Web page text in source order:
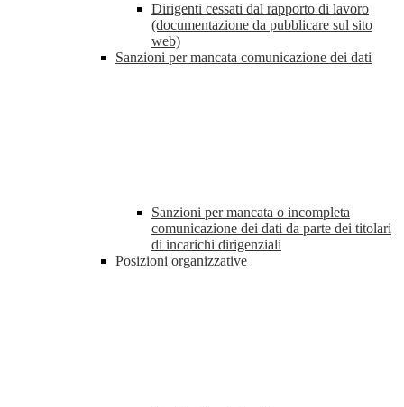
Dirigenti cessati dal rapporto di lavoro
(documentazione da pubblicare sul sito
web)
Sanzioni per mancata comunicazione dei dati
Sanzioni per mancata o incompleta
comunicazione dei dati da parte dei titolari
di incarichi dirigenziali
Posizioni organizzative